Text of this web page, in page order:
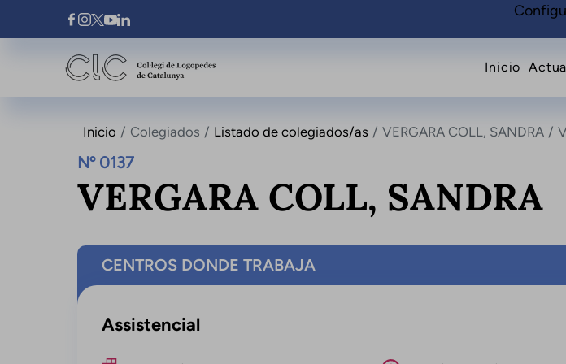
Pasar al contenido principal
Xarxes Socials
Inicio
Inicio Colegiados Listado de colegiados/as VERGARA COLL, SANDRA
Nº 0137
VERGARA COLL, SANDRA
CENTROS DONDE TRABAJA
Assistencial